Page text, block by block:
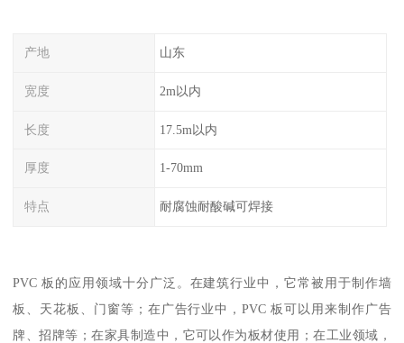
产地 山东
宽度 2m以内
长度 17.5m以内
厚度 1-70mm
特点 耐腐蚀耐酸碱可焊接
PVC 板的应用领域十分广泛。在建筑行业中，它常被用于制作墙
板、天花板、门窗等；在广告行业中，PVC 板可以用来制作广告
牌、招牌等；在家具制造中，它可以作为板材使用；在工业领域，